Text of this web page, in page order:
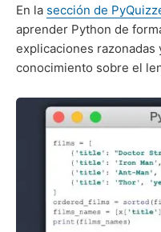
En la sección de
aprender Python de
explicaciones razonadas
conocimiento sobre el